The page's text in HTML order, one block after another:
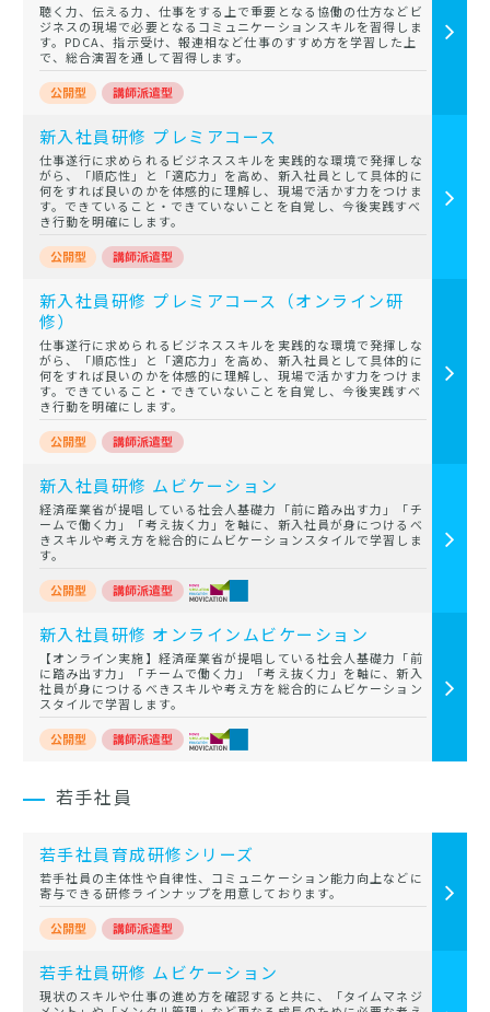
聴く力、伝える力、仕事をする上で重要となる協働の仕方などビ
ジネスの現場で必要となるコミュニケーションスキルを習得しま
す。PDCA、指示受け、報連相など仕事のすすめ方を学習した上
で、総合演習を通して習得します。
新入社員研修 プレミアコース
仕事遂行に求められるビジネススキルを実践的な環境で発揮しな
がら、「順応性」と「適応力」を高め、新入社員として具体的に
何をすれば良いのかを体感的に理解し、現場で活かす力をつけま
す。できていること・できていないことを自覚し、今後実践すべ
き行動を明確にします。
新入社員研修 プレミアコース（オンライン研
修）
仕事遂行に求められるビジネススキルを実践的な環境で発揮しな
がら、「順応性」と「適応力」を高め、新入社員として具体的に
何をすれば良いのかを体感的に理解し、現場で活かす力をつけま
す。できていること・できていないことを自覚し、今後実践すべ
き行動を明確にします。
新入社員研修 ムビケーション
経済産業省が提唱している社会人基礎力「前に踏み出す力」「チ
ームで働く力」「考え抜く力」を軸に、新入社員が身につけるべ
きスキルや考え方を総合的にムビケーションスタイルで学習しま
す。
新入社員研修 オンラインムビケーション
【オンライン実施】経済産業省が提唱している社会人基礎力「前
に踏み出す力」「チームで働く力」「考え抜く力」を軸に、新入
社員が身につけるべきスキルや考え方を総合的にムビケーション
スタイルで学習します。
若手社員
若手社員育成研修シリーズ
若手社員の主体性や自律性、コミュニケーション能力向上などに
寄与できる研修ラインナップを用意しております。
若手社員研修 ムビケーション
現状のスキルや仕事の進め方を確認すると共に、「タイムマネジ